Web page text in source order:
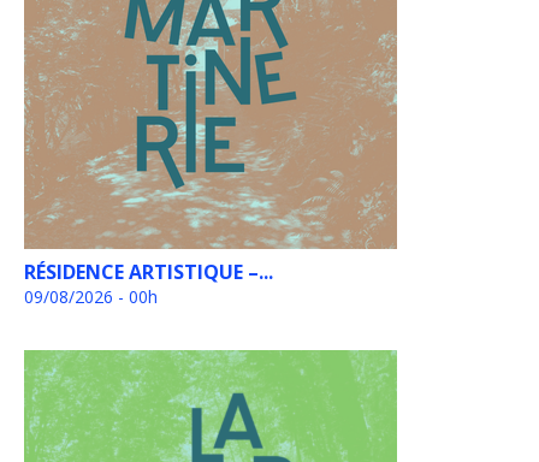
RÉSIDENCE ARTISTIQUE –...
09/08/2026 - 00h